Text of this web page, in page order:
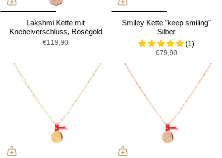
Lakshmi Kette mit
Knebelverschluss, Roségold
€119,90
Smiley Kette "keep smiling"
Silber
(1)
€79,90